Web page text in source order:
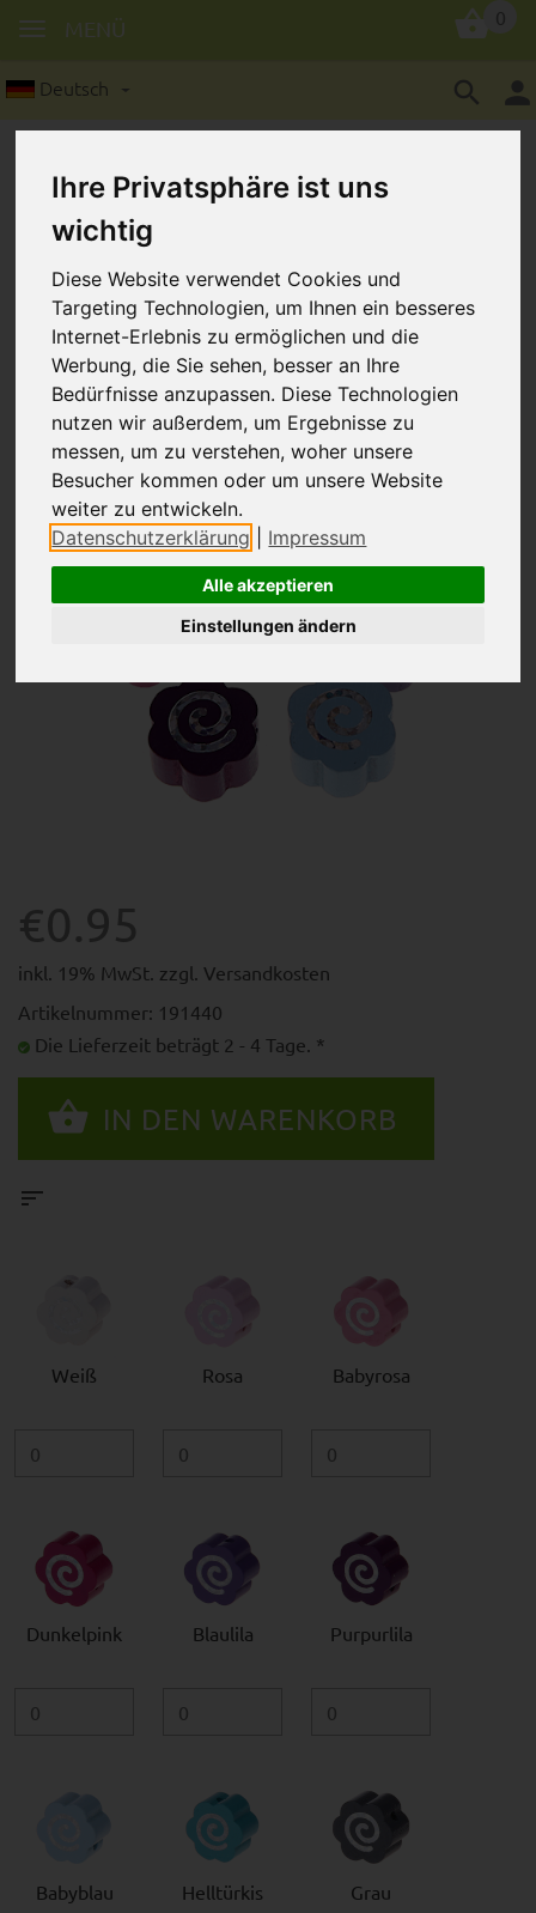
Ihre Privatsphäre ist uns
wichtig
Diese Website verwendet Cookies und
Targeting Technologien, um Ihnen ein besseres
Internet-Erlebnis zu ermöglichen und die
Werbung, die Sie sehen, besser an Ihre
Bedürfnisse anzupassen. Diese Technologien
nutzen wir außerdem, um Ergebnisse zu
messen, um zu verstehen, woher unsere
Besucher kommen oder um unsere Website
weiter zu entwickeln.
Datenschutzerklärung
Impressum
Alle akzeptieren
Einstellungen ändern
Deutsch
MENÜ
Motivperle: Glitzerblume
€0.95
inkl. 19% MwSt. zzgl. Versandkosten
Artikelnummer: 191440
Die Lieferzeit beträgt 2 - 4 Tage. *
Weiß Rosa Babyrosa
Dunkelpink Blaulila Purpurlila
Babyblau Helltürkis Grau